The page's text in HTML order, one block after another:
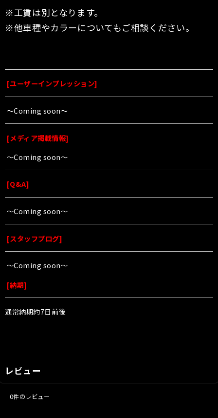
※工賃は別となります。
※他車種やカラーについてもご相談ください。
[ユーザーインプレッション]
〜Coming soon〜
[メディア掲載情報]
〜Coming soon〜
[Q&A]
〜Coming soon〜
[スタッフブログ]
〜Coming soon〜
[納期]
通常納期約7日前後
レビュー
0件のレビュー